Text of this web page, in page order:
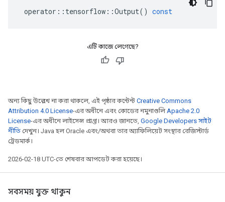
operator :: tensorflow ::Output() const
এটি কাজে লেগেছে?
অন্য কিছু উল্লেখ না করা থাকলে, এই পৃষ্ঠার কন্টেন্ট Creative Commons
Attribution 4.0 License-এর অধীনে এবং কোডের নমুনাগুলিApache 2.0
License-এর অধীনে লাইসেন্স প্রাপ্ত। আরও জানতে, Google Developers সাইট
নীতি দেখুন। Java হল Oracle এবং/অথবা তার অ্যাফিলিয়েট সংস্থার রেজিস্টার্ড
ট্রেডমার্ক।
2026-02-18 UTC-তে শেষবার আপডেট করা হয়েছে।
সবসময় যুক্ত থাকুন